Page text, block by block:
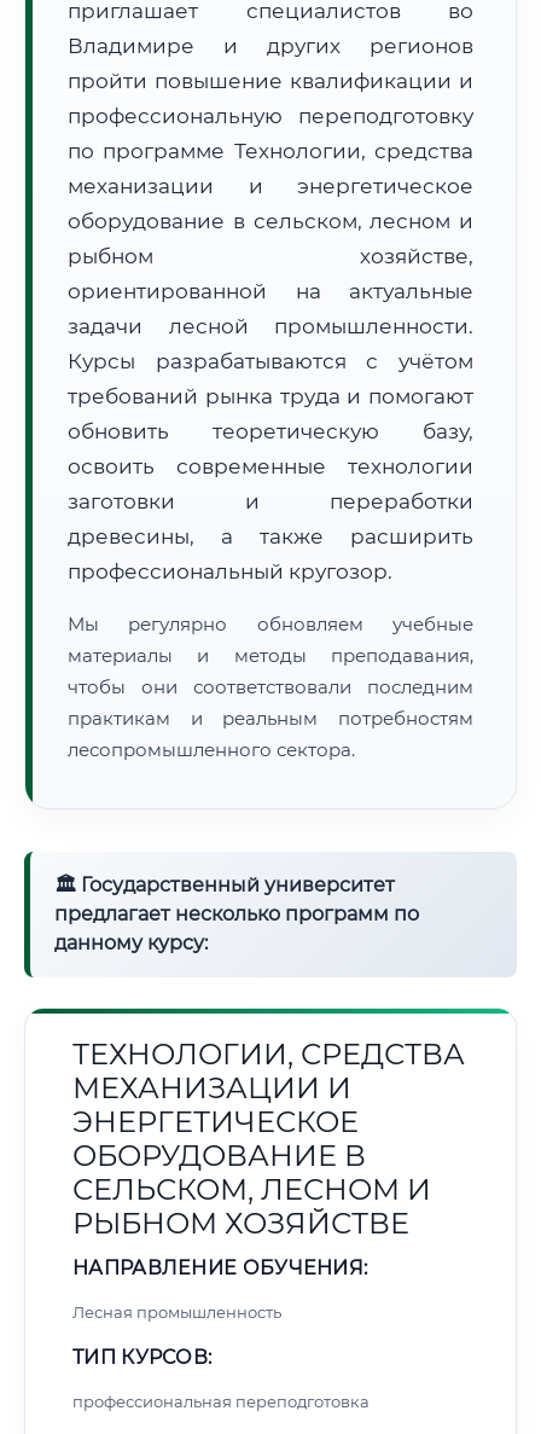
Расчет логистики оригиналов:
• Экспресс-доставка СДЭК / Почтой:4–6 рабочих дней
🔍Нажмите на документ для увеличения и просмотра
приглашает специалистов во
Владимире и других регионов
пройти повышение квалификации и
профессиональную переподготовку
по программе Технологии, средства
механизации и энергетическое
оборудование в сельском, лесном и
рыбном хозяйстве,
ориентированной на актуальные
задачи лесной промышленности.
Курсы разрабатываются с учётом
требований рынка труда и помогают
обновить теоретическую базу,
освоить современные технологии
заготовки и переработки
древесины, а также расширить
профессиональный кругозор.
Мы регулярно обновляем учебные
материалы и методы преподавания,
чтобы они соответствовали последним
практикам и реальным потребностям
лесопромышленного сектора.
🏛 Государственный университет
предлагает несколько программ по
данному курсу:
ТЕХНОЛОГИИ, СРЕДСТВА
МЕХАНИЗАЦИИ И
ЭНЕРГЕТИЧЕСКОЕ
ОБОРУДОВАНИЕ В
СЕЛЬСКОМ, ЛЕСНОМ И
РЫБНОМ ХОЗЯЙСТВЕ
НАПРАВЛЕНИЕ ОБУЧЕНИЯ:
Лесная промышленность
ТИП КУРСОВ:
профессиональная переподготовка